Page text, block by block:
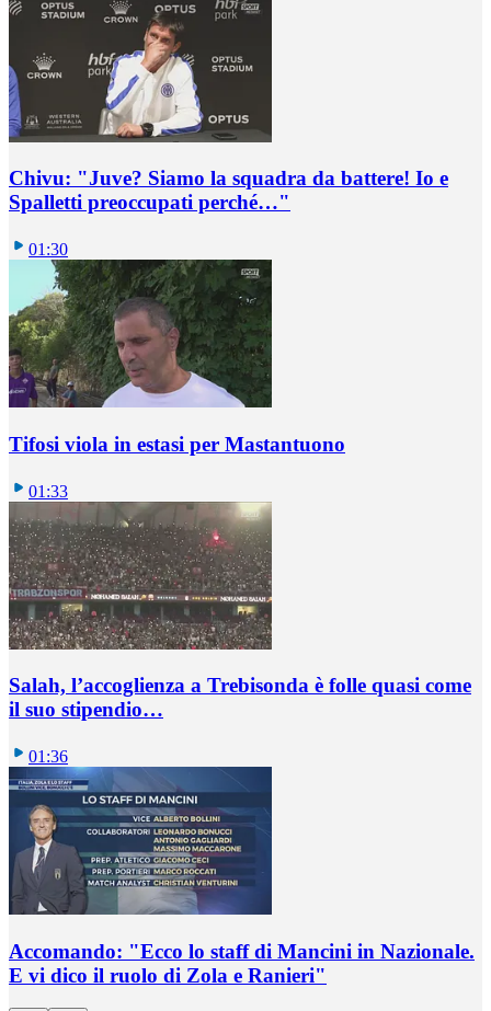
Chivu: "Juve? Siamo la squadra da battere! Io e
Spalletti preoccupati perché…"
01:30
Tifosi viola in estasi per Mastantuono
01:33
Salah, l’accoglienza a Trebisonda è folle quasi come
il suo stipendio…
01:36
Accomando: "Ecco lo staff di Mancini in Nazionale.
E vi dico il ruolo di Zola e Ranieri"